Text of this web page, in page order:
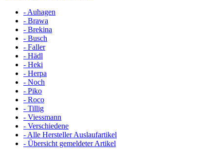
- Auhagen
- Brawa
- Brekina
- Busch
- Faller
- Hädl
- Heki
- Herpa
- Noch
- Piko
- Roco
- Tillig
- Viessmann
- Verschiedene
- Alle Hersteller Auslaufartikel
- Übersicht gemeldeter Artikel